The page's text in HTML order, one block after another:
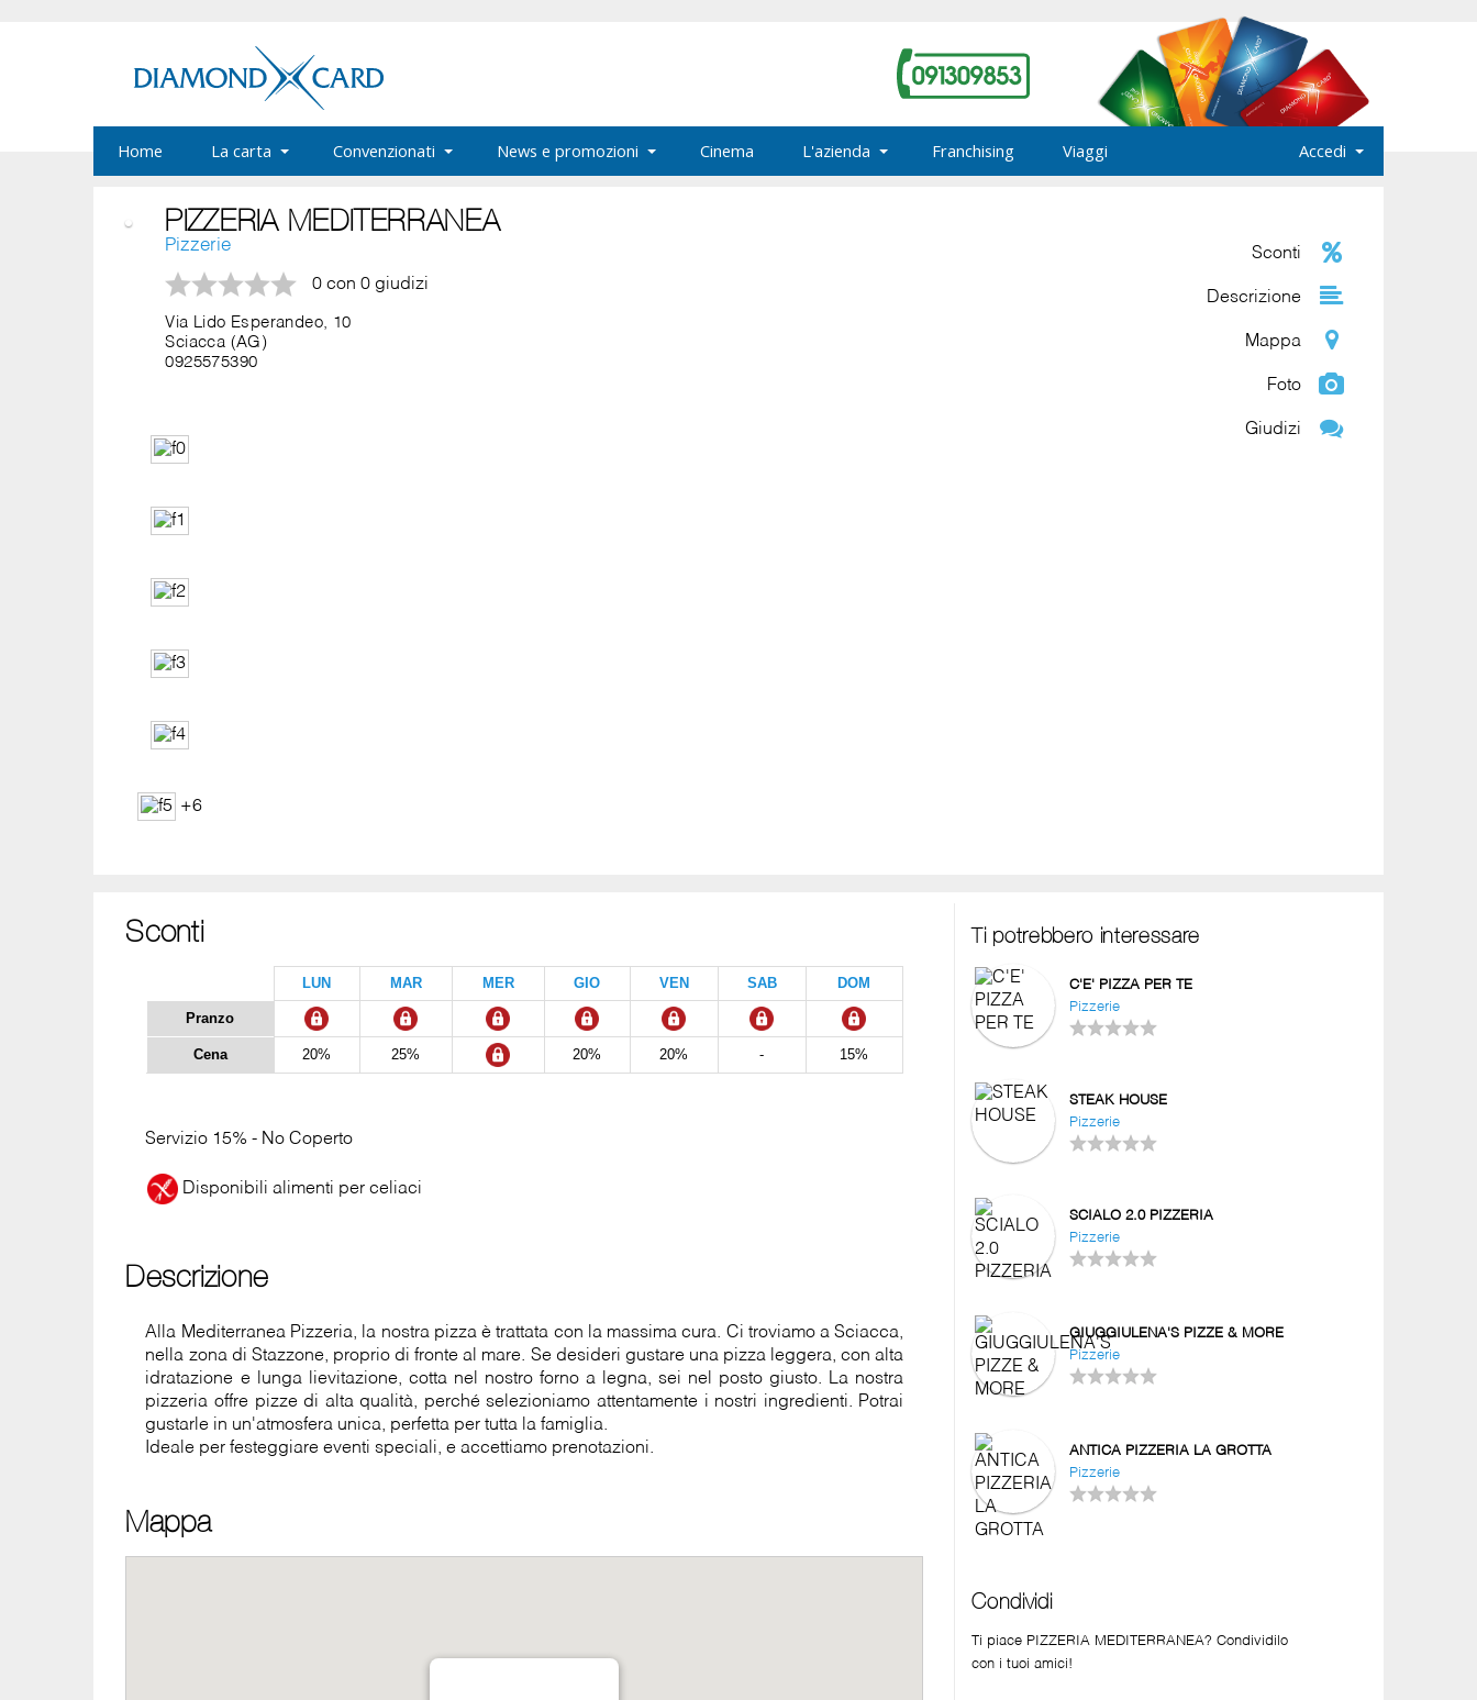
Home La carta Convenzionati News e promozioni Cinema L'azienda Franchising Viaggi Accedi
PIZZERIA MEDITERRANEA
Pizzerie
0 con 0 giudizi
Via Lido Esperandeo, 10
Sciacca (AG)
0925575390
+6
Sconti
Descrizione
Mappa
Foto
Giudizi
Sconti
LUN MAR MER GIO VEN SAB DOM
Pranzo
Cena 20% 25% 20% 20% - 15%
Servizio 15% - No Coperto
Disponibili alimenti per celiaci
Descrizione
Alla Mediterranea Pizzeria, la nostra pizza è trattata con la massima cura. Ci troviamo a Sciacca,
nella zona di Stazzone, proprio di fronte al mare. Se desideri gustare una pizza leggera, con alta
idratazione e lunga lievitazione, cotta nel nostro forno a legna, sei nel posto giusto. La nostra
pizzeria offre pizze di alta qualità, perché selezioniamo attentamente i nostri ingredienti. Potrai
gustarle in un'atmosfera unica, perfetta per tutta la famiglia.
Ideale per festeggiare eventi speciali, e accettiamo prenotazioni.
Mappa
Ti potrebbero interessare
C'E' PIZZA PER TE
Pizzerie
STEAK HOUSE
Pizzerie
SCIALO 2.0 PIZZERIA
Pizzerie
GIUGGIULENA'S PIZZE & MORE
Pizzerie
ANTICA PIZZERIA LA GROTTA
Pizzerie
Condividi
Ti piace PIZZERIA MEDITERRANEA? Condividilo
con i tuoi amici!